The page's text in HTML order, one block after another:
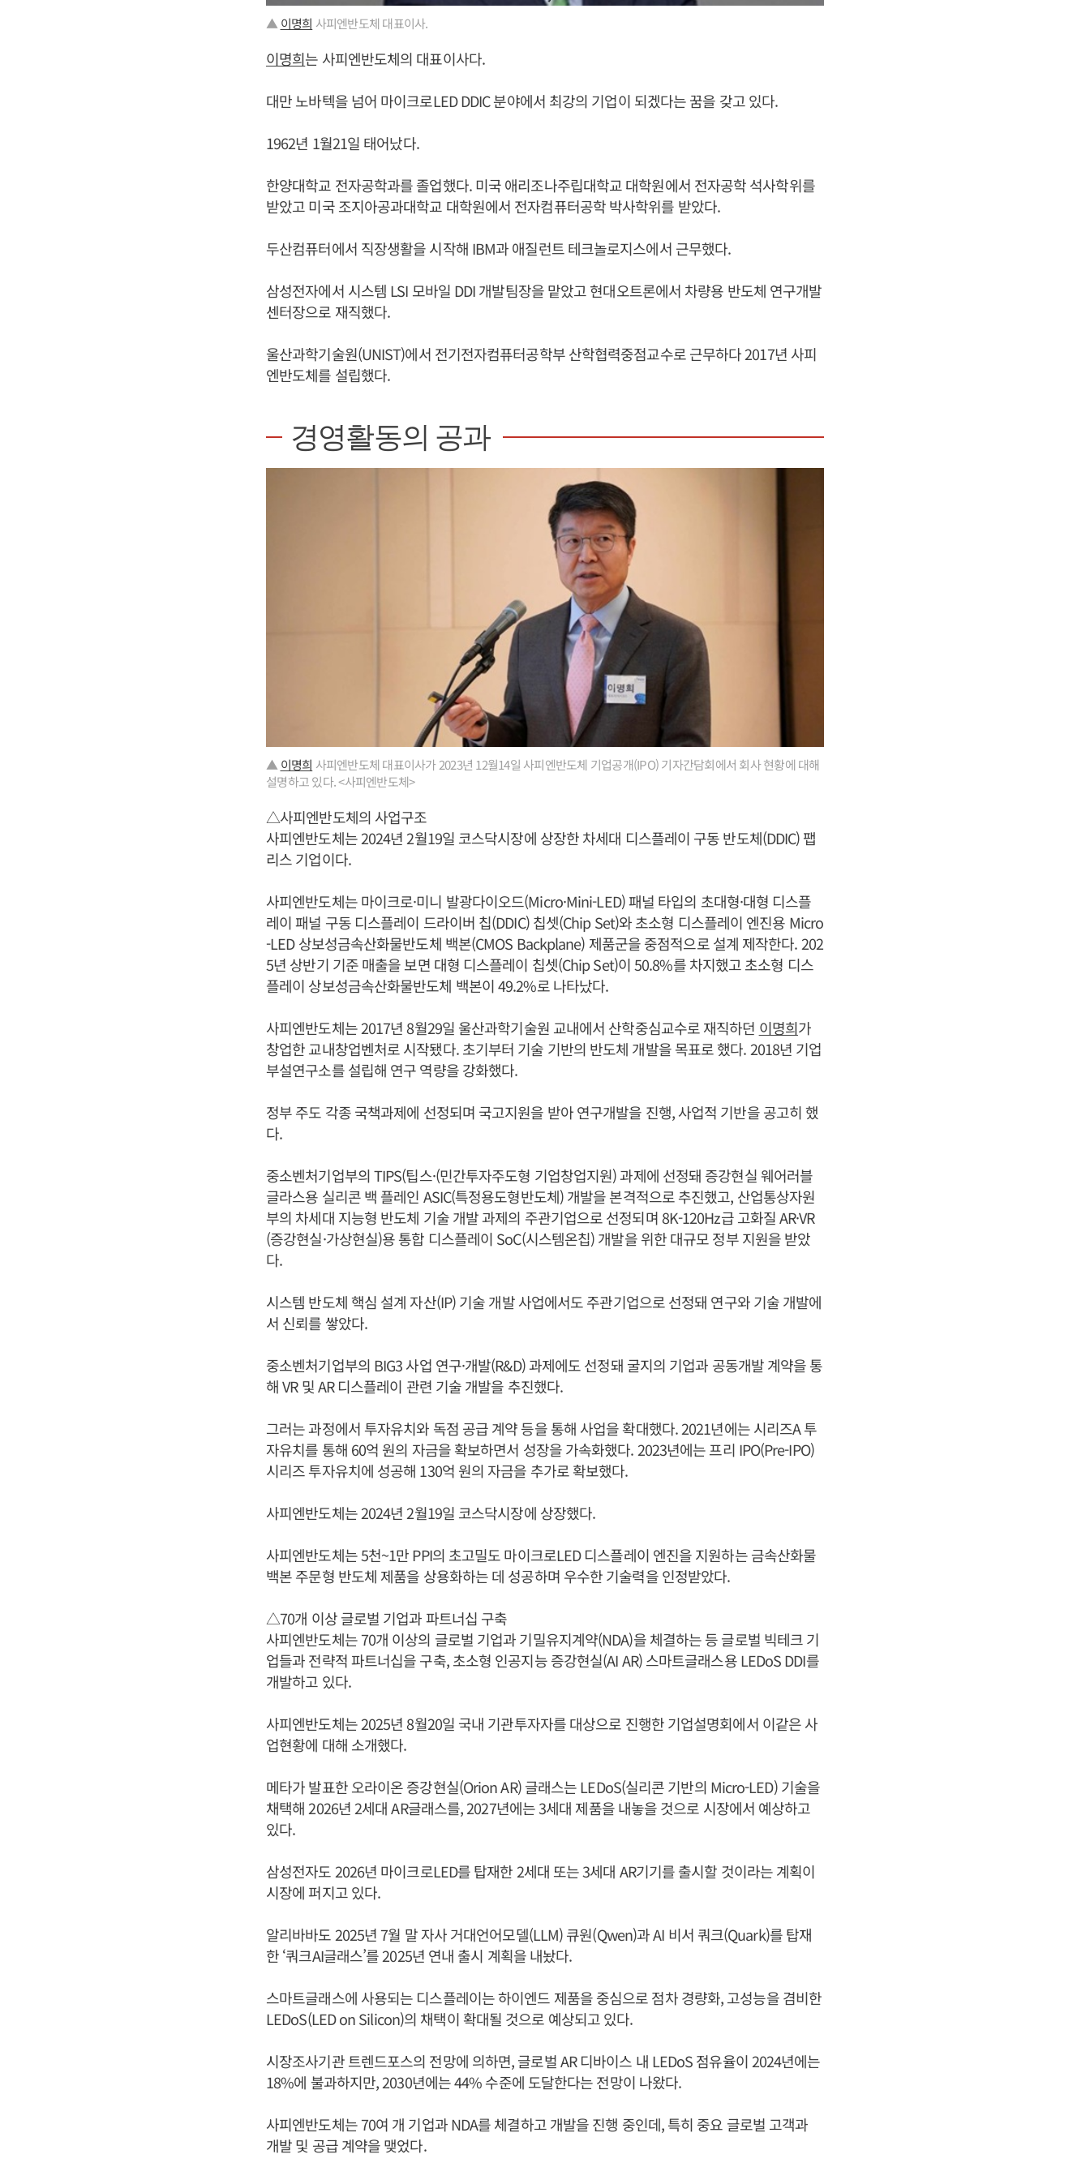
▲ 이명희 사피엔반도체 대표이사.
이명희는 사피엔반도체의 대표이사다.
대만 노바텍을 넘어 마이크로LED DDIC 분야에서 최강의 기업이 되겠다는 꿈을 갖고 있다.
1962년 1월21일 태어났다.
한양대학교 전자공학과를 졸업했다. 미국 애리조나주립대학교 대학원에서 전자공학 석사학위를
받았고 미국 조지아공과대학교 대학원에서 전자컴퓨터공학 박사학위를 받았다.
두산컴퓨터에서 직장생활을 시작해 IBM과 애질런트 테크놀로지스에서 근무했다.
삼성전자에서 시스템 LSI 모바일 DDI 개발팀장을 맡았고 현대오트론에서 차량용 반도체 연구개발
센터장으로 재직했다.
울산과학기술원(UNIST)에서 전기전자컴퓨터공학부 산학협력중점교수로 근무하다 2017년 사피
엔반도체를 설립했다.
경영활동의 공과
▲ 이명희 사피엔반도체 대표이사가 2023년 12월14일 사피엔반도체 기업공개(IPO) 기자간담회에서 회사 현황에 대해
설명하고 있다. <사피엔반도체>
△사피엔반도체의 사업구조
사피엔반도체는 2024년 2월19일 코스닥시장에 상장한 차세대 디스플레이 구동 반도체(DDIC) 팹
리스 기업이다.
사피엔반도체는 마이크로·미니 발광다이오드(Micro·Mini-LED) 패널 타입의 초대형·대형 디스플
레이 패널 구동 디스플레이 드라이버 칩(DDIC) 칩셋(Chip Set)와 초소형 디스플레이 엔진용 Micro
-LED 상보성금속산화물반도체 백본(CMOS Backplane) 제품군을 중점적으로 설계 제작한다. 202
5년 상반기 기준 매출을 보면 대형 디스플레이 칩셋(Chip Set)이 50.8%를 차지했고 초소형 디스
플레이 상보성금속산화물반도체 백본이 49.2%로 나타났다.
사피엔반도체는 2017년 8월29일 울산과학기술원 교내에서 산학중심교수로 재직하던 이명희가
창업한 교내창업벤처로 시작됐다. 초기부터 기술 기반의 반도체 개발을 목표로 했다. 2018년 기업
부설연구소를 설립해 연구 역량을 강화했다.
정부 주도 각종 국책과제에 선정되며 국고지원을 받아 연구개발을 진행, 사업적 기반을 공고히 했
다.
중소벤처기업부의 TIPS(팁스·(민간투자주도형 기업창업지원) 과제에 선정돼 증강현실 웨어러블
글라스용 실리콘 백 플레인 ASIC(특정용도형반도체) 개발을 본격적으로 추진했고, 산업통상자원
부의 차세대 지능형 반도체 기술 개발 과제의 주관기업으로 선정되며 8K-120Hz급 고화질 AR·VR
(증강현실·가상현실)용 통합 디스플레이 SoC(시스템온칩) 개발을 위한 대규모 정부 지원을 받았
다.
시스템 반도체 핵심 설계 자산(IP) 기술 개발 사업에서도 주관기업으로 선정돼 연구와 기술 개발에
서 신뢰를 쌓았다.
중소벤처기업부의 BIG3 사업 연구·개발(R&D) 과제에도 선정돼 굴지의 기업과 공동개발 계약을 통
해 VR 및 AR 디스플레이 관련 기술 개발을 추진했다.
그러는 과정에서 투자유치와 독점 공급 계약 등을 통해 사업을 확대했다. 2021년에는 시리즈A 투
자유치를 통해 60억 원의 자금을 확보하면서 성장을 가속화했다. 2023년에는 프리 IPO(Pre-IPO)
시리즈 투자유치에 성공해 130억 원의 자금을 추가로 확보했다.
사피엔반도체는 2024년 2월19일 코스닥시장에 상장했다.
사피엔반도체는 5천~1만 PPI의 초고밀도 마이크로LED 디스플레이 엔진을 지원하는 금속산화물
백본 주문형 반도체 제품을 상용화하는 데 성공하며 우수한 기술력을 인정받았다.
△70개 이상 글로벌 기업과 파트너십 구축
사피엔반도체는 70개 이상의 글로벌 기업과 기밀유지계약(NDA)을 체결하는 등 글로벌 빅테크 기
업들과 전략적 파트너십을 구축, 초소형 인공지능 증강현실(AI AR) 스마트글래스용 LEDoS DDI를
개발하고 있다.
사피엔반도체는 2025년 8월20일 국내 기관투자자를 대상으로 진행한 기업설명회에서 이같은 사
업현황에 대해 소개했다.
메타가 발표한 오라이온 증강현실(Orion AR) 글래스는 LEDoS(실리콘 기반의 Micro-LED) 기술을
채택해 2026년 2세대 AR글래스를, 2027년에는 3세대 제품을 내놓을 것으로 시장에서 예상하고
있다.
삼성전자도 2026년 마이크로LED를 탑재한 2세대 또는 3세대 AR기기를 출시할 것이라는 계획이
시장에 퍼지고 있다.
알리바바도 2025년 7월 말 자사 거대언어모델(LLM) 큐원(Qwen)과 AI 비서 쿼크(Quark)를 탑재
한 ‘쿼크AI글래스’를 2025년 연내 출시 계획을 내놨다.
스마트글래스에 사용되는 디스플레이는 하이엔드 제품을 중심으로 점차 경량화, 고성능을 겸비한
LEDoS(LED on Silicon)의 채택이 확대될 것으로 예상되고 있다.
시장조사기관 트렌드포스의 전망에 의하면, 글로벌 AR 디바이스 내 LEDoS 점유율이 2024년에는
18%에 불과하지만, 2030년에는 44% 수준에 도달한다는 전망이 나왔다.
사피엔반도체는 70여 개 기업과 NDA를 체결하고 개발을 진행 중인데, 특히 중요 글로벌 고객과
개발 및 공급 계약을 맺었다.